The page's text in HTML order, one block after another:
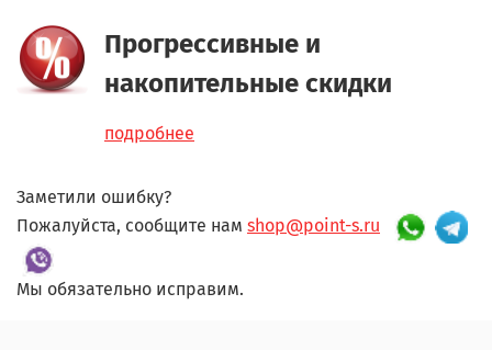
Прогрессивные и
накопительные скидки
подробнее
Заметили ошибку?
Пожалуйста, сообщите нам shop@point-s.ru
Мы обязательно исправим.